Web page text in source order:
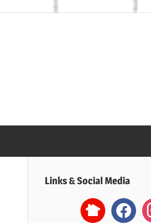
Handball
Links & Social Media
nextdoor2facebook